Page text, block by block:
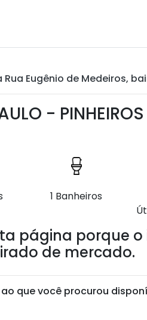
Eugênio de Medeiros,
- PINHEIROS
1 Banheiros
página porque
de mercado.
que você procurou